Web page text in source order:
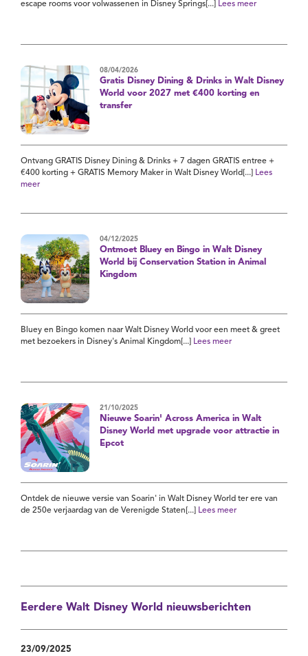
escape rooms voor volwassenen in Disney Springs[...] Lees meer
08/04/2026
Gratis Disney Dining & Drinks in Walt Disney
World voor 2027 met €400 korting en
transfer
Ontvang GRATIS Disney Dining & Drinks + 7 dagen GRATIS entree +
€400 korting + GRATIS Memory Maker in Walt Disney World[...]
Lees
meer
04/12/2025
Ontmoet Bluey en Bingo in Walt Disney
World bij Conservation Station in Animal
Kingdom
Bluey en Bingo komen naar Walt Disney World voor een meet & greet
met bezoekers in Disney's Animal Kingdom[...]
Lees meer
21/10/2025
Nieuwe Soarin' Across America in Walt
Disney World met upgrade voor attractie in
Epcot
Ontdek de nieuwe versie van Soarin' in Walt Disney World ter ere van
de 250e verjaardag van de Verenigde Staten[...]
Lees meer
Eerdere Walt Disney World nieuwsberichten
23/09/2025